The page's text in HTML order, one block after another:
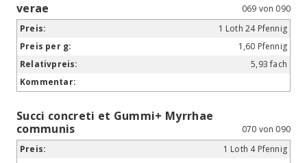
verae
069 von 090
1 Loth 24 Pfennig
1,60 Pfennig
5,93 fach
Succi concreti et Gummi+ Myrrhae
communis
070 von 090
1 Loth 4 Pfennig